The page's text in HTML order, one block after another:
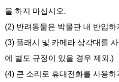
을 하지 마십시오.
(2) 반려동물은 박물관 내 반입하
(3) 플래시 및 카메라 삼각대를
에 별도 규정이 있을 경우 제외.)
(4) 큰 소리로 휴대전화를 사용하